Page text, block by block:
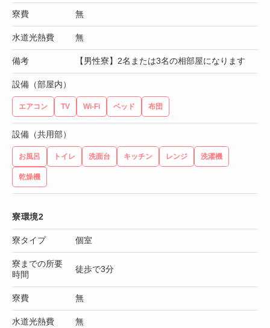
寮費 無
水道光熱費 無
備考 【男性寮】2名または3名の相部屋になります
設備（部屋内）
エアコン TV Wi-Fi ベッド 布団
設備（共用部）
お風呂 トイレ 洗面台 キッチン レンジ 洗濯機
乾燥機
寮環境2
寮タイプ 個室
寮までの所要
時間
徒歩で3分
寮費 無
水道光熱費 無